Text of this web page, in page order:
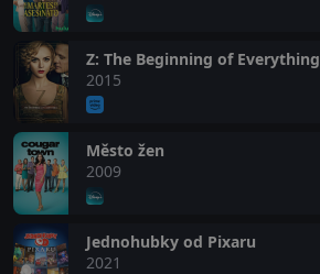
Z: The Beginning of Everything
2015
Město žen
2009
Jednohubky od Pixaru
2021